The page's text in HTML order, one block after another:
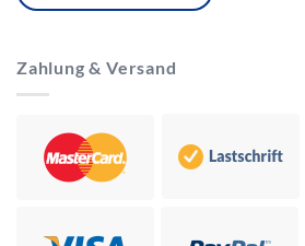
Zahlung & Versand